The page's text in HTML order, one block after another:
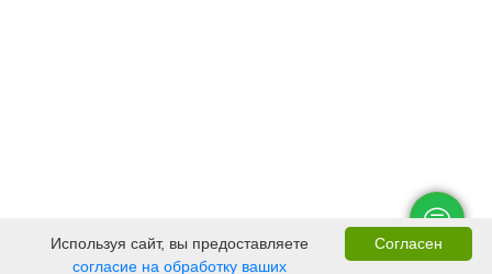
Согласен
Используя сайт, вы предоставляете
согласие на обработку ваших